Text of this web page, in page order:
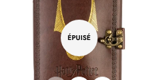
ÉPUISÉ